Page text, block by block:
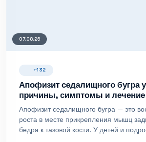
07.08.26
+132
Апофизит седалищного бугра
причины, симптомы и лечение
Апофизит седалищного бугра — это
роста в месте прикрепления мышц
бедра к тазовой кости. У детей и